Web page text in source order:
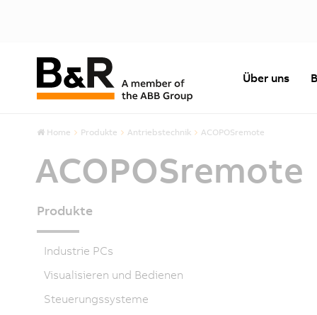
Über uns
Home Produkte Antriebstechnik ACOPOSremote
ACOPOSremote
Produkte
Industrie PCs
Visualisieren und Bedienen
Steuerungssysteme